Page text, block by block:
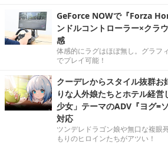
GeForce NOWで『Forza
ンドルコントローラー×クラ
感
体感的にラグはほぼ無し。グラフ
でプレイ可能！
クーデレからスタイル抜群
りな人外娘たちとホテル経
少女」テーマのADV『ヨグ=
対応
ツンデレドラゴン娘や無口な複眼
もりのヒロインたちがアツい！